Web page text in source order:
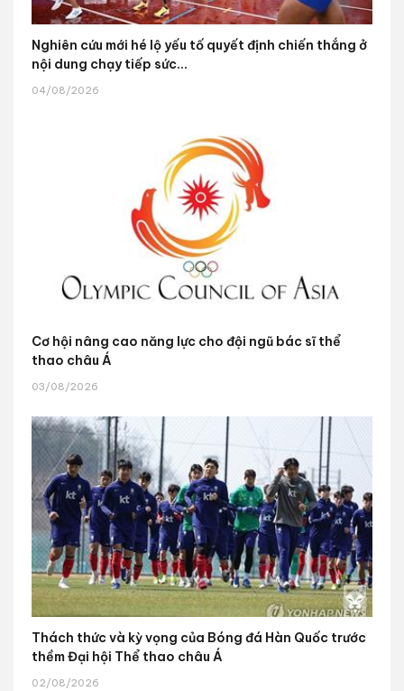
Nghiên cứu mới hé lộ yếu tố quyết định chiến thắng ở
nội dung chạy tiếp sức...
04/08/2026
Cơ hội nâng cao năng lực cho đội ngũ bác sĩ thể
thao châu Á
03/08/2026
Thách thức và kỳ vọng của Bóng đá Hàn Quốc trước
thềm Đại hội Thể thao châu Á
02/08/2026